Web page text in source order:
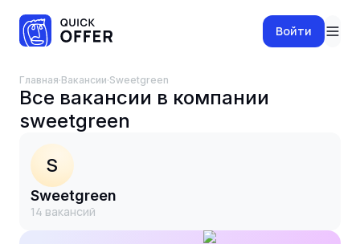
Войти
Главная·Вакансии· sweetgreen
Все вакансии в компании
sweetgreen
S
sweetgreen
14 вакансий